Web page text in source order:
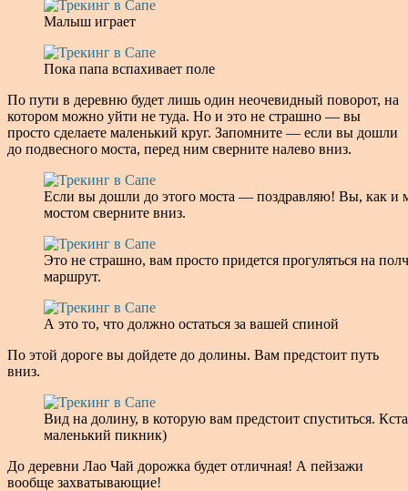
Малыш играет
Пока папа вспахивает поле
По пути в деревню будет лишь один неочевидный поворот, на
котором можно уйти не туда. Но и это не страшно — вы
просто сделаете маленький круг. Запомните — если вы дошли
до подвесного моста, перед ним сверните налево вниз.
Если вы дошли до этого моста — поздравляю! Вы, как и
мостом сверните вниз.
Это не страшно, вам просто придется прогуляться на
маршрут.
А это то, что должно остаться за вашей спиной
По этой дороге вы дойдете до долины. Вам предстоит путь
вниз.
Вид на долину, в которую вам предстоит спуститься.
маленький пикник)
До деревни Лао Чай дорожка будет отличная! А пейзажи
вообще захватывающие!